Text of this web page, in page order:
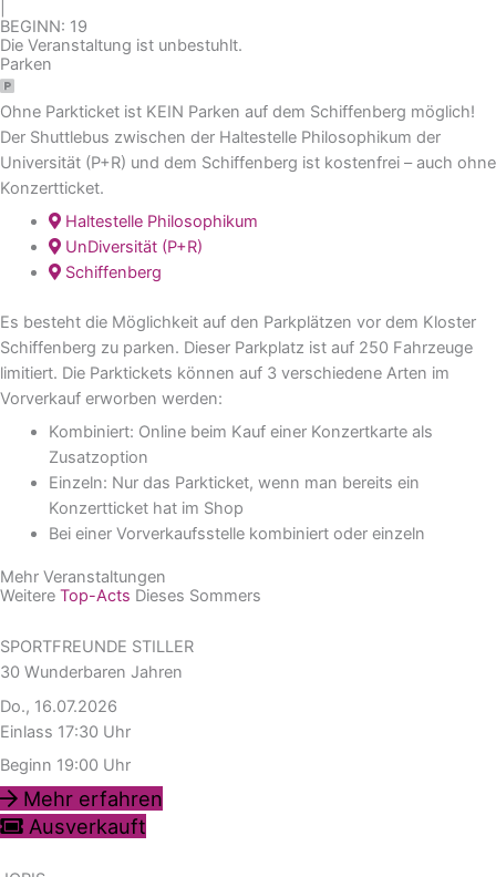
BEGINN: 19
Die Veranstaltung ist unbestuhlt.
Parken
Ohne Parkticket ist KEIN Parken auf dem Schiffenberg möglich!
Der Shuttlebus zwischen der Haltestelle Philosophikum der
Universität (P+R) und dem Schiffenberg ist kostenfrei – auch ohne
Konzertticket.
Haltestelle Philosophikum
UnDiversität (P+R)
Schiffenberg
Es besteht die Möglichkeit auf den Parkplätzen vor dem Kloster
Schiffenberg zu parken. Dieser Parkplatz ist auf 250 Fahrzeuge
limitiert. Die Parktickets können auf 3 verschiedene Arten im
Vorverkauf erworben werden:
Kombiniert: Online beim Kauf einer Konzertkarte als
Zusatzoption
Einzeln: Nur das Parkticket, wenn man bereits ein
Konzertticket hat im Shop
Bei einer Vorverkaufsstelle kombiniert oder einzeln
Mehr Veranstaltungen
Weitere Top-Acts Dieses Sommers
SPORTFREUNDE STILLER
30 Wunderbaren Jahren
Do., 16.07.2026
Einlass 17:30 Uhr
Beginn 19:00 Uhr
Mehr erfahren
Ausverkauft